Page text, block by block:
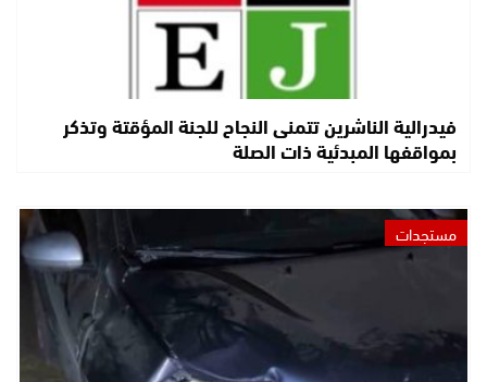
فيدرالية الناشرين تتمنى النجاح للجنة المؤقتة وتذكر
بمواقفها المبدئية ذات الصلة
مستجدات